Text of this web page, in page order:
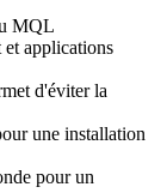
MQL
et applications
d'éviter la
une installation
pour un